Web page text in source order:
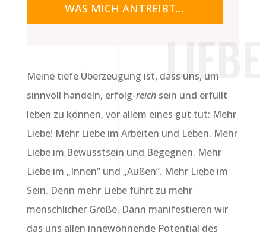
WAS MICH ANTREIBT…
LIEBE
Meine tiefe Überzeugung ist, dass uns, um
sinnvoll handeln, erfolg-reichsein und erfüllt
leben zu können, vor allem eines gut tut: Mehr
Liebe! Mehr Liebe im Arbeiten und Leben. Mehr
Liebe im Bewusstsein und Begegnen. Mehr
Liebe im „Innen“ und „Außen“. Mehr Liebe im
Sein. Denn mehr Liebe führt zu mehr
menschlicher Größe. Dann manifestieren wir
das uns allen innewohnende Potential des